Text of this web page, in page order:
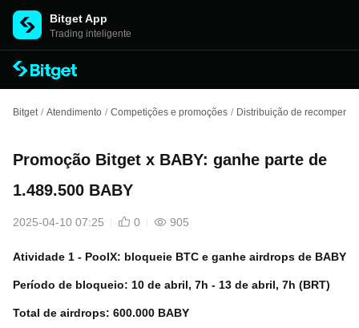
Bitget App
Trading inteligente
Bitget / Atendimento / Competições e promoções / Distribuição de
Promoção Bitget x BABY: ganhe parte de
1.489.500 BABY
2025-04-10 07:25 0 905
Atividade 1 - PoolX: bloqueie BTC e ganhe airdrops de BABY
Período de bloqueio: 10 de abril, 7h - 13 de abril, 7h (BRT)
Total de airdrops: 600.000 BABY